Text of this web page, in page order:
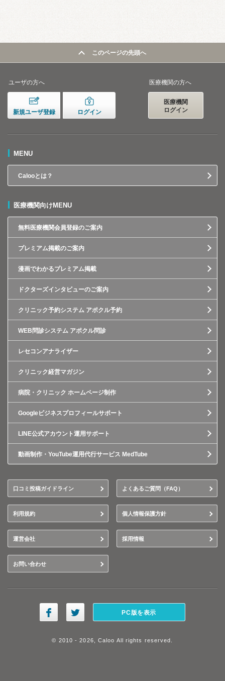
このページの先頭へ
ユーザの方へ
新規ユーザ登録 ログイン
医療機関の方へ
医療機関
ログイン
MENU
Calooとは？
医療機関向けMENU
無料医療機関会員登録のご案内
プレミアム掲載のご案内
漫画でわかるプレミアム掲載
ドクターズインタビューのご案内
クリニック予約システム アポクル予約
WEB問診システム アポクル問診
レセコンアナライザー
クリニック経営マガジン
病院・クリニック ホームページ制作
Googleビジネスプロフィールサポート
LINE公式アカウント運用サポート
動画制作・YouTube運用代行サービス MedTube
口コミ投稿ガイドライン よくあるご質問（FAQ）
利用規約 個人情報保護方針
運営会社 採用情報
お問い合わせ
PC版を表示
© 2010 - 2026, Caloo All rights reserved.